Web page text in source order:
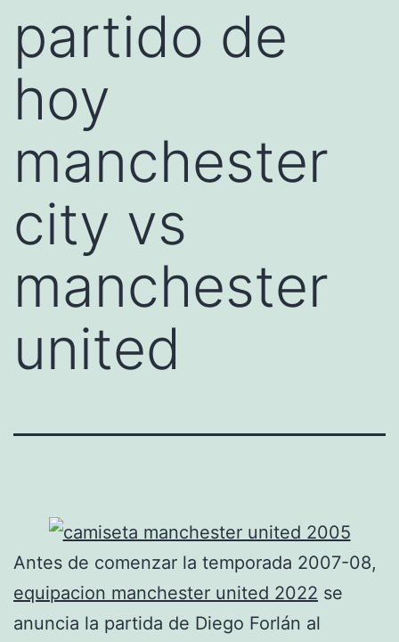
partido de
hoy
manchester
city vs
manchester
united
Antes de comenzar la temporada 2007-08,
equipacion manchester united 2022 se
anuncia la partida de Diego Forlán al